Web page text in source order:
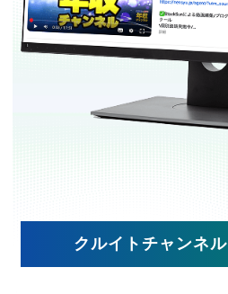
クルイトチャンネ